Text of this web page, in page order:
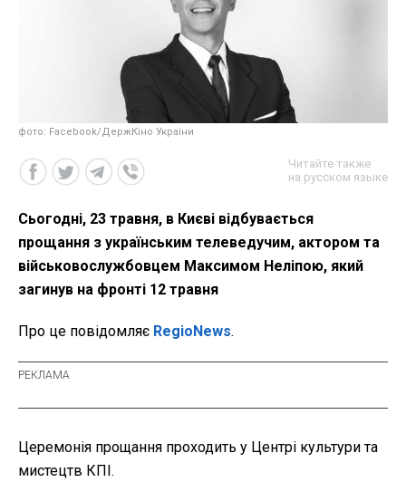
фото: Facebook/ДержКіно України
Читайте также
на русском языке
Сьогодні, 23 травня, в Києві відбувається
прощання з українським телеведучим, актором та
військовослужбовцем Максимом Неліпою, який
загинув на фронті 12 травня
Про це повідомляє RegioNews.
Церемонія прощання проходить у Центрі культури та
мистецтв КПІ.